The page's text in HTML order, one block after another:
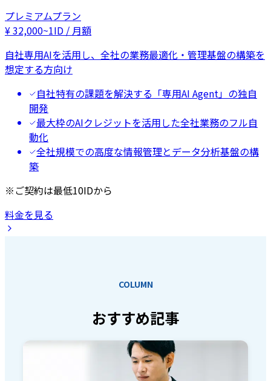
プレミアムプラン
¥32,000~1ID / 月額
自社専用AIを活用し、全社の業務最適化・管理基盤の構築を
想定する方向け
自社特有の課題を解決する「専用AI Agent」の独自
開発
最大枠のAIクレジットを活用した全社業務のフル自
動化
全社規模での高度な情報管理とデータ分析基盤の構
築
※ご契約は最低10IDから
料金を見る
COLUMN
おすすめ記事